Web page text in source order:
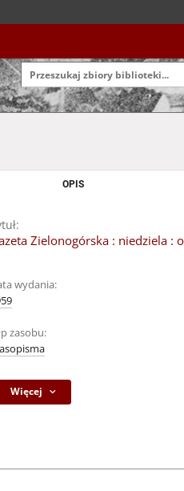
OPIS
Zielonogórska : niedziela :
wydania:
zasobu:
Więcej